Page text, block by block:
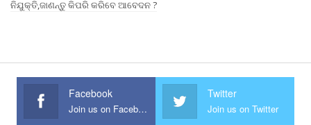
ନିଯୁକ୍ତି,ଜାଣନ୍ତୁ କିପରି କରିବେ ଆବେଦନ ?
Facebook
Join us on Facebook
Twitter
Join us on Twitter